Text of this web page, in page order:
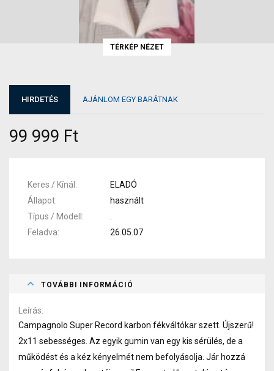
TÉRKÉP NÉZET
HIRDETÉS AJÁNLOM EGY BARÁTNAK
99 999 Ft
Keres / Kínál
ELADÓ
Állapot
használt
Típus / Modell
Feladva
26.05.07
TOVÁBBI INFORMÁCIÓ
Leírás
Campagnolo Super Record karbon fékváltókar szett. Újszerű!
2x11 sebességes. Az egyik gumin van egy kis sérülés, de a
működést és a kéz kényelmét nem befolyásolja. Jár hozzá